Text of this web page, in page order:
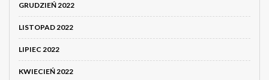
GRUDZIEŃ 2022
LISTOPAD 2022
LIPIEC 2022
KWIECIEŃ 2022